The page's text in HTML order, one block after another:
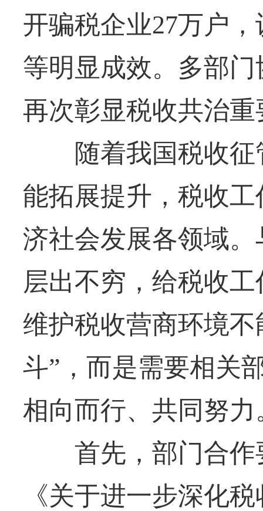
开骗税企业27万户
等明显成效。多部
再次彰显税收共治
随着我国税收征
能拓展提升，税收
济社会发展各领域
层出不穷，给税收
维护税收营商环境
斗”，而是需要相关
相向而行、共同努力
首先，部门合作
《关于进一步深化